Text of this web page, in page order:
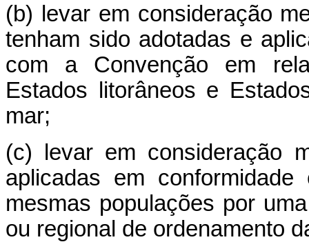
(b) levar em consideração
tenham sido adotadas e
com a Convenção em
Estados litorâneos e
mar;
(c) levar em consideração
aplicadas em
mesmas populações por
ou regional de ordenamento